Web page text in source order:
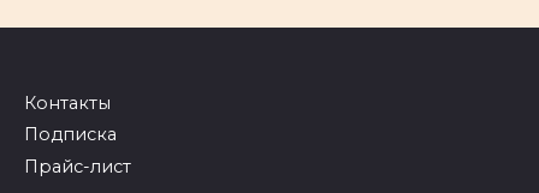
Контакты
Подписка
Прайс-лист